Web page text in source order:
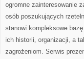
ogromne zainteresowanie
osób poszukujących
stanowi kompleksowe
ich historii, organizacji, a
zagrożeniom. Serwis